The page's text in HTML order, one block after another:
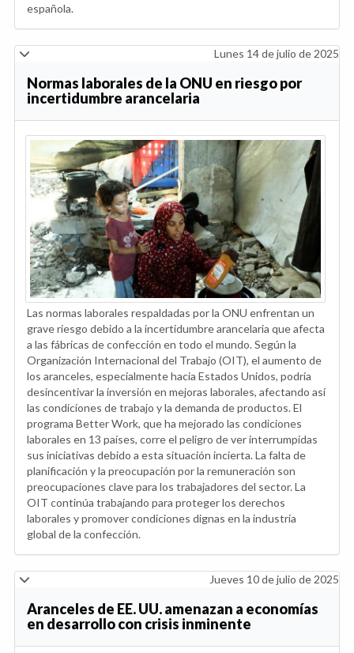
española.
Lunes 14 de julio de 2025
Normas laborales de la ONU en riesgo por
incertidumbre arancelaria
Las normas laborales respaldadas por la ONU enfrentan un
grave riesgo debido a la incertidumbre arancelaria que afecta
a las fábricas de confección en todo el mundo. Según la
Organización Internacional del Trabajo (OIT), el aumento de
los aranceles, especialmente hacia Estados Unidos, podría
desincentivar la inversión en mejoras laborales, afectando así
las condiciones de trabajo y la demanda de productos. El
programa Better Work, que ha mejorado las condiciones
laborales en 13 países, corre el peligro de ver interrumpidas
sus iniciativas debido a esta situación incierta. La falta de
planificación y la preocupación por la remuneración son
preocupaciones clave para los trabajadores del sector. La
OIT continúa trabajando para proteger los derechos
laborales y promover condiciones dignas en la industria
global de la confección.
Jueves 10 de julio de 2025
Aranceles de EE. UU. amenazan a economías
en desarrollo con crisis inminente